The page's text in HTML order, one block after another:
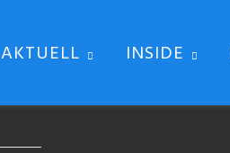
AKTUELL INSIDE